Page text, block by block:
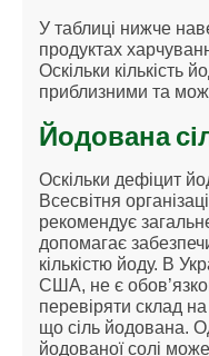
У таблиці нижче
продуктах
Оскільки кількість
приблизними та
Йодована
Оскільки дефіцит
Всесвітня
рекомендує
допомагає
кількістю йоду. В
США, не є
перевіряти склад
що сіль йодована.
йодованої солі